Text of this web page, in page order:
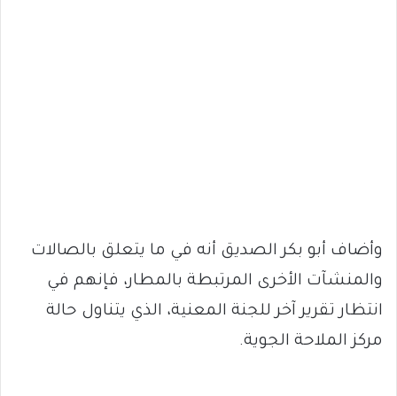
وأضاف أبو بكر الصديق أنه في ما يتعلق بالصالات
والمنشآت الأخرى المرتبطة بالمطار، فإنهم في
انتظار تقرير آخر للجنة المعنية، الذي يتناول حالة
مركز الملاحة الجوية.